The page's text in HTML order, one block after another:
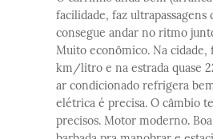
facilidade, faz ultrapassagens
consegue andar no ritmo
Muito econômico. Na cidade,
km/litro e na estrada quase
ar condicionado refrigera
elétrica é precisa. O câmbio
precisos. Motor moderno.